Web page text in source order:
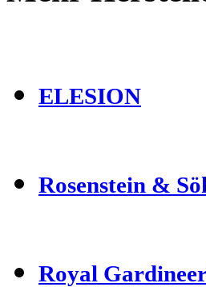
ELESION
Rosenstein &
Royal